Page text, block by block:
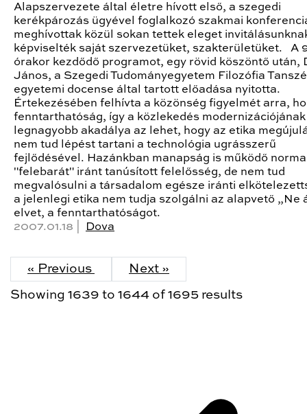
Alapszervezete által életre hívott első, a szegedi
kerékpározás ügyével foglalkozó szakmai
meghívottak közül sokan tettek eleget
képviselték saját szervezetüket, szakterületüket. A
órakor kezdődő programot, egy rövid köszöntő után,
János, a Szegedi Tudományegyetem Filozófia
egyetemi docense által tartott előadása nyitotta.
Értekezésében felhívta a közönség figyelmét arra,
fenntarthatóság, így a közlekedés modernizációjának
legnagyobb akadálya az lehet, hogy az etika
nem tud lépést tartani a technológia ugrásszerű
fejlődésével. Hazánkban manapság is működő
"felebarát" iránt tanúsított felelősség, de nem tud
megvalósulni a társadalom egésze iránti
a jelenlegi etika nem tudja szolgálni az alapvető „Ne
elvet, a fenntarthatóságot.
2007.01.18 |
Dova
« Previous Next »
Showing 1639 to 1644 of 1695 results